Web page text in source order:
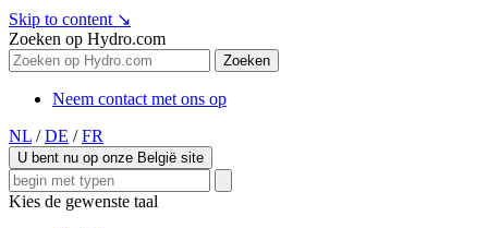
Skip to content ↘
Zoeken op Hydro.com
Zoeken
Neem contact met ons op
NL / DE / FR
U bent nu op onze België site
Kies de gewenste taal